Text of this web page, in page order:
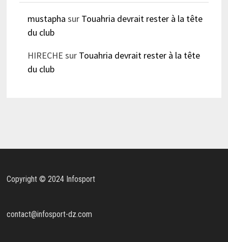
mustapha sur Touahria devrait rester à la tête
du club
HIRECHE sur Touahria devrait rester à la tête
du club
Copyright © 2024 Infosport
contact@infosport-dz.com